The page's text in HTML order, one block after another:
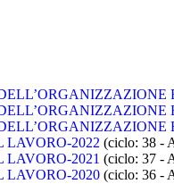
LAVORO-2022 (ciclo: 38 -
LAVORO-2021 (ciclo: 37 -
LAVORO-2020 (ciclo: 36 -